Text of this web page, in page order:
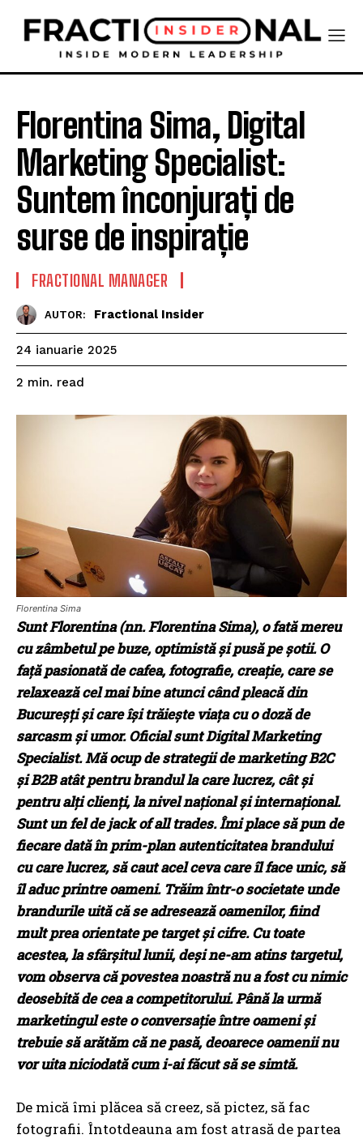
Florentina Sima, Digital
Marketing Specialist:
Suntem înconjurați de
surse de inspirație
FRACTIONAL MANAGER
AUTOR: Fractional Insider
24 ianuarie 2025
2 min. read
Florentina Sima
Sunt Florentina (nn. Florentina Sima), o fată mereu
cu zâmbetul pe buze, optimistă și pusă pe șotii. O
față pasionată de cafea, fotografie, creație, care se
relaxează cel mai bine atunci când pleacă din
Bucureșți și care își trăiește viața cu o doză de
sarcasm și umor. Oficial sunt Digital Marketing
Specialist. Mă ocup de strategii de marketing B2C
și B2B atât pentru brandul la care lucrez, cât și
pentru alți clienți, la nivel național și internațional.
Sunt un fel de jack of all trades. Îmi place să pun de
fiecare dată în prim-plan autenticitatea brandului
cu care lucrez, să caut acel ceva care îl face unic, să
îl aduc printre oameni. Trăim într-o societate unde
brandurile uită că se adresează oamenilor, fiind
mult prea orientate pe target și cifre. Cu toate
acestea, la sfârșitul lunii, deși ne-am atins targetul,
vom observa că povestea noastră nu a fost cu nimic
deosebită de cea a competitorului. Până la urmă
marketingul este o conversație între oameni și
trebuie să arătăm că ne pasă, deoarece oamenii nu
vor uita niciodată cum i-ai făcut să se simtă.
De mică îmi plăcea să creez, să pictez, să fac
fotografii. Întotdeauna am fost atrasă de partea